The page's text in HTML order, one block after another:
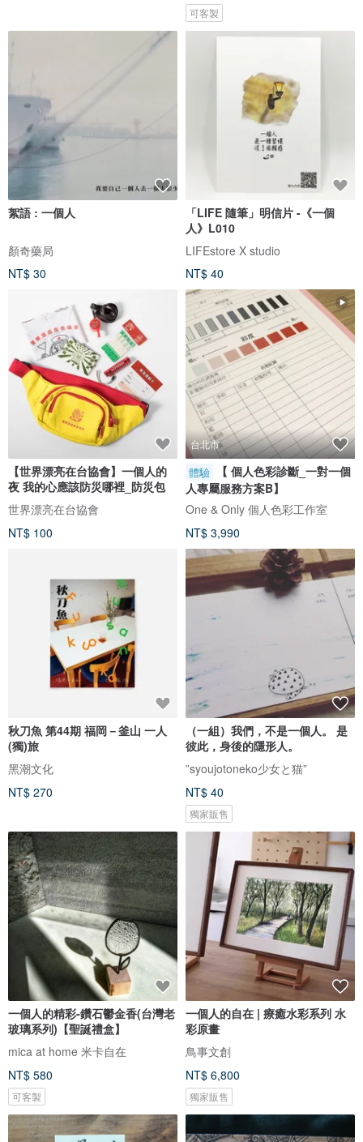
可客製
絮語 : 一個人
顏奇藥局
NT$ 30
「LIFE 隨筆」明信片 -《一個
人》L010
LIFEstore X studio
NT$ 40
【世界漂亮在台協會】一個人的
夜 我的心應該防災哪裡_防災包
世界漂亮在台協會
NT$ 100
台北市
體驗
【 個人色彩診斷_一對一個
人專屬服務方案B】
One & Only 個人色彩工作室
NT$ 3,990
秋刀魚 第44期 福岡－釜山 一人
(獨)旅
黑潮文化
NT$ 270
（一組）我們，不是一個人。 是
彼此，身後的隱形人。
”syoujotoneko少女と猫”
NT$ 40
獨家販售
一個人的精彩-鑽石鬱金香(台灣老
玻璃系列)【聖誕禮盒】
mica at home 米卡自在
NT$ 580
可客製
一個人的自在 | 療癒水彩系列 水
彩原畫
鳥事文創
NT$ 6,800
獨家販售